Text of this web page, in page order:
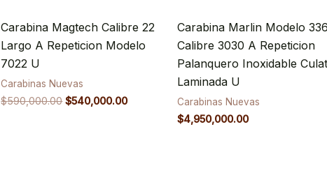
Carabina Magtech Calibre 22
Largo A Repeticion Modelo
7022 U
Carabinas Nuevas
$590,000.00 $540,000.00
Carabina Marlin Modelo
Calibre 3030 A Repeticion
Palanquero Inoxidable
Laminada U
Carabinas Nuevas
$4,950,000.00